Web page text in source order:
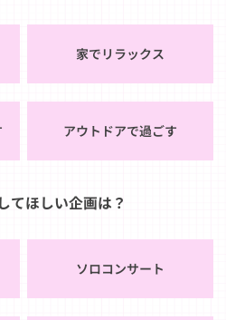
家でリラックス
アウトドアで過ごす
てほしい企画は？
ソロコンサート